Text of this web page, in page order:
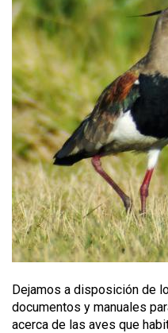
Dejamos a disposición de
documentos y manuales
acerca de las aves que